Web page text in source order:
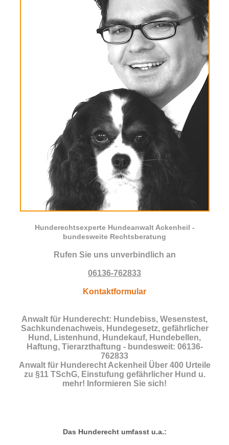
Hunderechtsexperte Hundeanwalt Ackenheil -
bundesweite Rechtsberatung
Rufen Sie uns unverbindlich an
06136-762833
Kontaktformular
Anwalt für Hunderecht: Hundebiss, Wesenstest,
Sachkundenachweis, Hundegesetz, gefährlicher
Hund, Listenhund, Hundekauf, Hundebellen,
Haftung, Tierarzthaftung - bundesweit: 06136-
762833
Anwalt für Hunderecht Ackenheil Über 400 Urteile
zu §11 TSchG, Einstufung gefährlicher Hund u.
mehr! Informieren Sie sich!
Das Hunderecht umfasst u.a.: